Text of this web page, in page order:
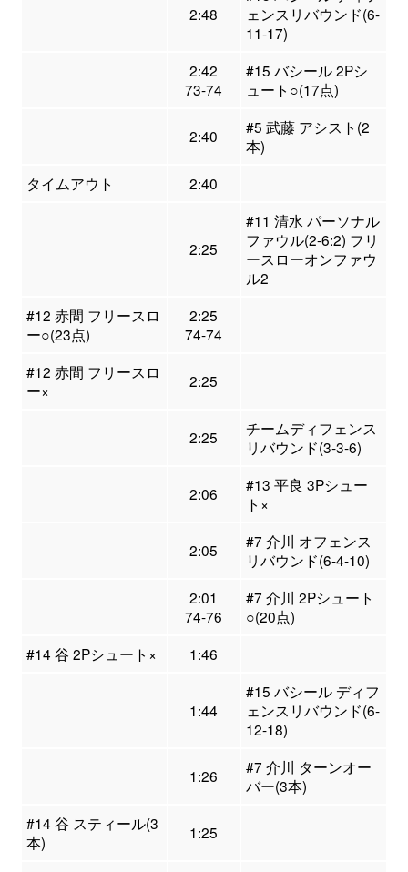
2:48
ェンスリバウンド(6-
11-17)
2:42
73-74
#15 バシール 2Pシ
ュート○(17点)
2:40
#5 武藤 アシスト(2
本)
タイムアウト
2:40
2:25
#11 清水 パーソナル
ファウル(2-6:2) フリ
ースローオンファウ
ル2
#12 赤間 フリースロ
ー○(23点)
2:25
74-74
#12 赤間 フリースロ
ー×
2:25
2:25
チームディフェンス
リバウンド(3-3-6)
2:06
#13 平良 3Pシュー
ト×
2:05
#7 介川 オフェンス
リバウンド(6-4-10)
2:01
74-76
#7 介川 2Pシュート
○(20点)
#14 谷 2Pシュート×
1:46
1:44
#15 バシール ディフ
ェンスリバウンド(6-
12-18)
1:26
#7 介川 ターンオー
バー(3本)
#14 谷 スティール(3
本)
1:25